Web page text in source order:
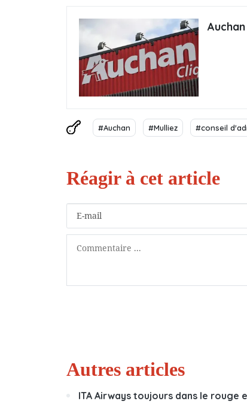
#Auchan #Mulliez #conseil
Autres articles
ITA Airways toujours dans le rouge